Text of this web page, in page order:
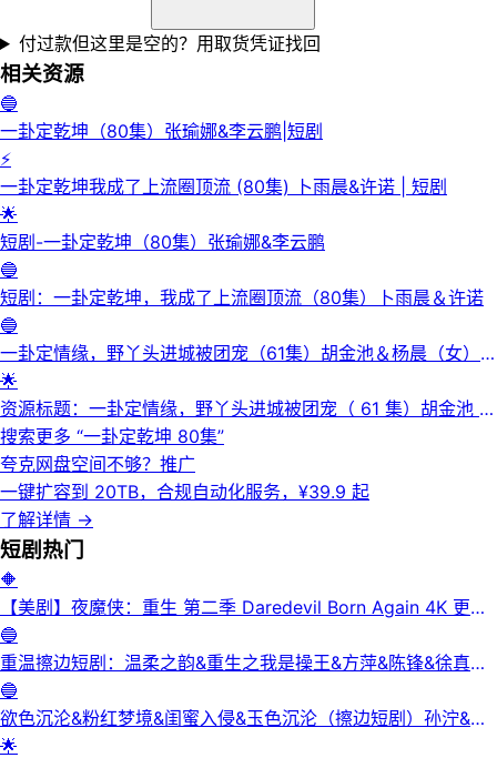
付过款但这里是空的？用取货凭证找回
相关资源
🔵
一卦定乾坤（80集）张瑜娜&李云鹏|短剧
⚡
一卦定乾坤我成了上流圈顶流 (80集) 卜雨晨&许诺 | 短剧
🌟
短剧-一卦定乾坤（80集）张瑜娜&李云鹏
🔵
短剧：一卦定乾坤，我成了上流圈顶流（80集）卜雨晨＆许诺
🔵
一卦定情缘，野丫头进城被团宠（61集）胡金池＆杨晨（女）|
短剧
🌟
资源标题：一卦定情缘，野丫头进城被团宠（ 61 集）胡金池 ＆
杨晨（女）
搜索更多 “一卦定乾坤 80集”
夸克网盘空间不够？ 推广
一键扩容到 20TB，合规自动化服务，¥39.9 起
了解详情 →
短剧 热门
🔶
【美剧】夜魔侠：重生 第二季 Daredevil Born Again 4K 更新
3集
🔵
重温擦边短剧：温柔之韵&重生之我是操王&方萍&陈锋&徐真真
&老刘又胖啦&刘倩宇
🔵
欲色沉沦&粉红梦境&闺蜜入侵&玉色沉沦（擦边短剧）孙泞&王
正洁
🌟